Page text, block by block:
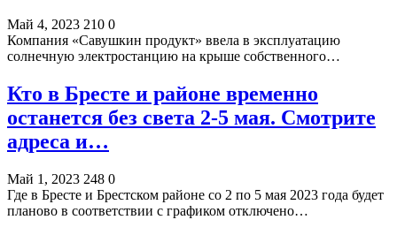
Май 4, 2023 210 0
Компания «Савушкин продукт» ввела в эксплуатацию
солнечную электростанцию на крыше собственного…
Кто в Бресте и районе временно
останется без света 2-5 мая. Смотрите
адреса и…
Май 1, 2023 248 0
Где в Бресте и Брестском районе со 2 по 5 мая 2023 года будет
планово в соответствии с графиком отключено…